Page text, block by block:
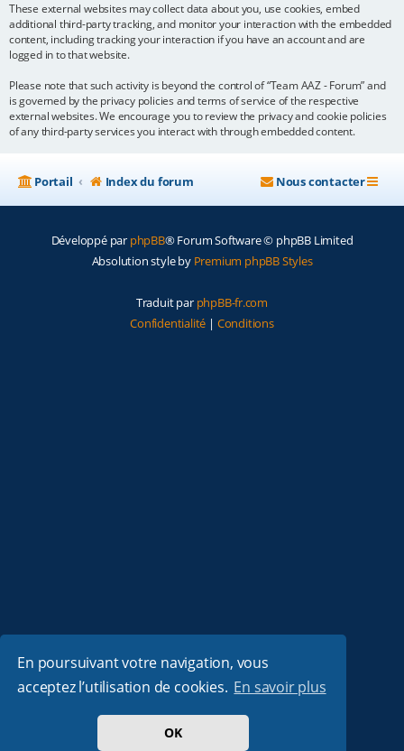
En poursuivant votre navigation, vous
acceptez l’utilisation de cookies. En savoir plus
OK
These external websites may collect data about you, use cookies, embed
additional third-party tracking, and monitor your interaction with the embedded
content, including tracking your interaction if you have an account and are
logged in to that website.
Please note that such activity is beyond the control of “Team AAZ - Forum” and
is governed by the privacy policies and terms of service of the respective
external websites. We encourage you to review the privacy and cookie policies
of any third-party services you interact with through embedded content.
Portail Index du forum Nous contacter
Développé par phpBB® Forum Software © phpBB Limited
Absolution style by Premium phpBB Styles
Traduit par phpBB-fr.com
Confidentialité | Conditions